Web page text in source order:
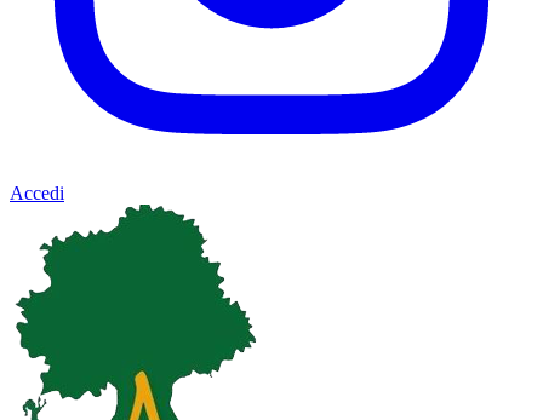
Accedi